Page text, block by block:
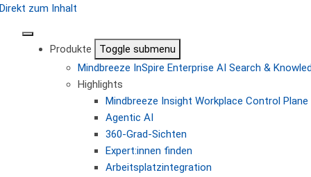
Direkt zum Inhalt
Produkte
Toggle submenu
Mindbreeze InSpire Enterprise AI Search &
Highlights
Mindbreeze Insight Workplace Control
Agentic AI
360-Grad-Sichten
Expert:innen finden
Arbeitsplatzintegration